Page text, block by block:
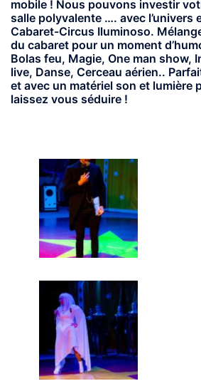
mobile ! Nous pouvons investir
salle polyvalente …. avec l’univers
Cabaret-Circus Iluminoso.
du cabaret pour un moment
Bolas feu, Magie, One man show,
live, Danse, Cerceau aérien..
et avec un matériel son et lumière
laissez vous séduire !